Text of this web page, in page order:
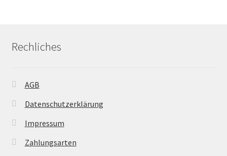
Rechliches
AGB
Datenschutzerklärung
Impressum
Zahlungsarten